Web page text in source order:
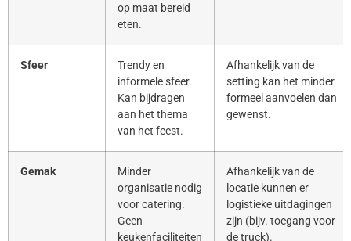
op maat bereid
eten.
Sfeer
Trendy en
informele sfeer.
Kan bijdragen
aan het thema
van het feest.
Afhankelijk van de
setting kan het minder
formeel aanvoelen dan
gewenst.
Gemak
Minder
organisatie nodig
voor catering.
Geen
keukenfaciliteiten
Afhankelijk van de
locatie kunnen er
logistieke uitdagingen
zijn (bijv. toegang voor
de truck).